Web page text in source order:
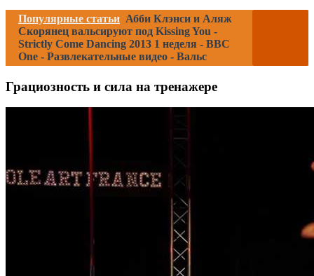
Популярные статьи Абби Клэнси и Аляж
Скорянец вальсируют под Kissing You -
Strictly Come Dancing 2013 1 неделя - BBC
One - Развлекательные видео - Вальс
Грациозность и сила на тренажере